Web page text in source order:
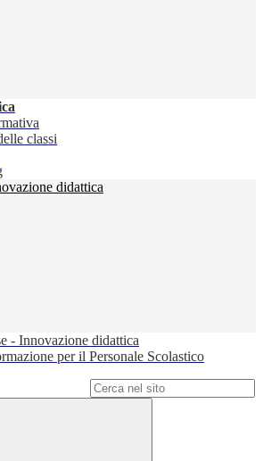
classi
didattica
- Innovazione didattica
per il Personale Scolastico